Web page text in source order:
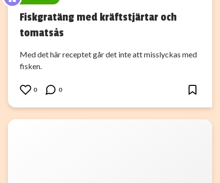
Fiskgratäng med kräftstjärtar och
tomatsås
Med det här receptet går det inte att misslyckas med
fisken.
0 0